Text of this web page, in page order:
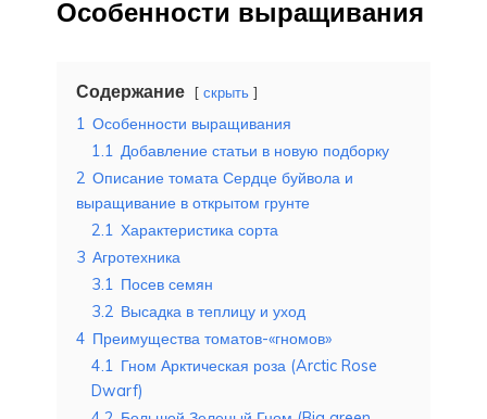
Особенности выращивания
Содержание скрыть
1 Особенности выращивания
1.1 Добавление статьи в новую подборку
2 Описание томата Сердце буйвола и
выращивание в открытом грунте
2.1 Характеристика сорта
3 Агротехника
3.1 Посев семян
3.2 Высадка в теплицу и уход
4 Преимущества томатов-«гномов»
4.1 Гном Арктическая роза (Arctic Rose
Dwarf)